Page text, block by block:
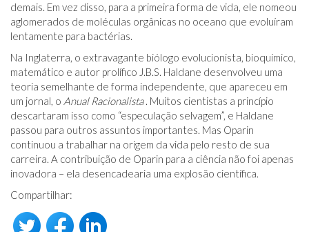
demais. Em vez disso, para a primeira forma de vida, ele nomeou
aglomerados de moléculas orgânicas no oceano que evoluíram
lentamente para bactérias.
Na Inglaterra, o extravagante biólogo evolucionista, bioquímico,
matemático e autor prolífico J.B.S. Haldane desenvolveu uma
teoria semelhante de forma independente, que apareceu em
um jornal, o Anual Racionalista. Muitos cientistas a princípio
descartaram isso como “especulação selvagem”, e Haldane
passou para outros assuntos importantes. Mas Oparin
continuou a trabalhar na origem da vida pelo resto de sua
carreira. A contribuição de Oparin para a ciência não foi apenas
inovadora – ela desencadearia uma explosão científica.
Compartilhar: